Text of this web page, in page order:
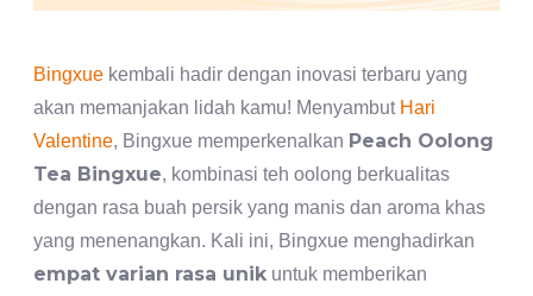
Bingxue kembali hadir dengan inovasi terbaru yang
akan memanjakan lidah kamu! Menyambut Hari
Valentine, Bingxue memperkenalkan Peach Oolong
Tea Bingxue, kombinasi teh oolong berkualitas
dengan rasa buah persik yang manis dan aroma khas
yang menenangkan. Kali ini, Bingxue menghadirkan
empat varian rasa unik untuk memberikan